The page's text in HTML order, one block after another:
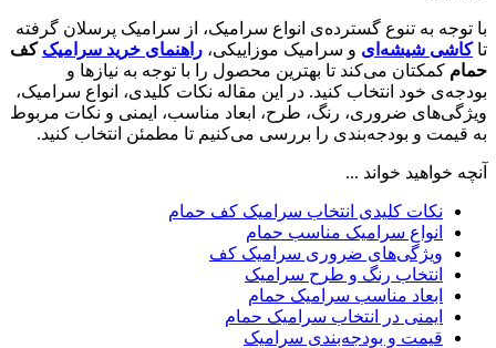
با توجه به تنوع گسترده‌ی انواع سرامیک، از سرامیک پرسلان گرفته
تاکاشی شیشه‌ای و سرامیک موزاییکی، راهنمای خرید سرامیک کف
حمام کمکتان می‌کند تا بهترین محصول را با توجه به نیازها و
بودجه‌ی خود انتخاب کنید. در این مقاله نکات کلیدی، انواع سرامیک،
ویژگی‌های ضروری، رنگ، طرح، ابعاد مناسب، ایمنی و نکات مربوط
به قیمت و بودجه‌بندی را بررسی می‌کنیم تا مطمئن انتخاب کنید.
آنچه خواهید خواند ...
نکات کلیدی انتخاب سرامیک کف حمام
انواع سرامیک مناسب حمام
ویژگی‌های ضروری سرامیک کف
انتخاب رنگ و طرح سرامیک
ابعاد مناسب سرامیک حمام
ایمنی در انتخاب سرامیک حمام
قیمت و بودجه‌بندی سرامیک